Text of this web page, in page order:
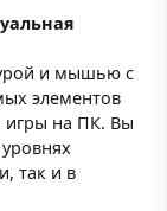
и мышью с
элементов
игры на ПК. Вы
так и в